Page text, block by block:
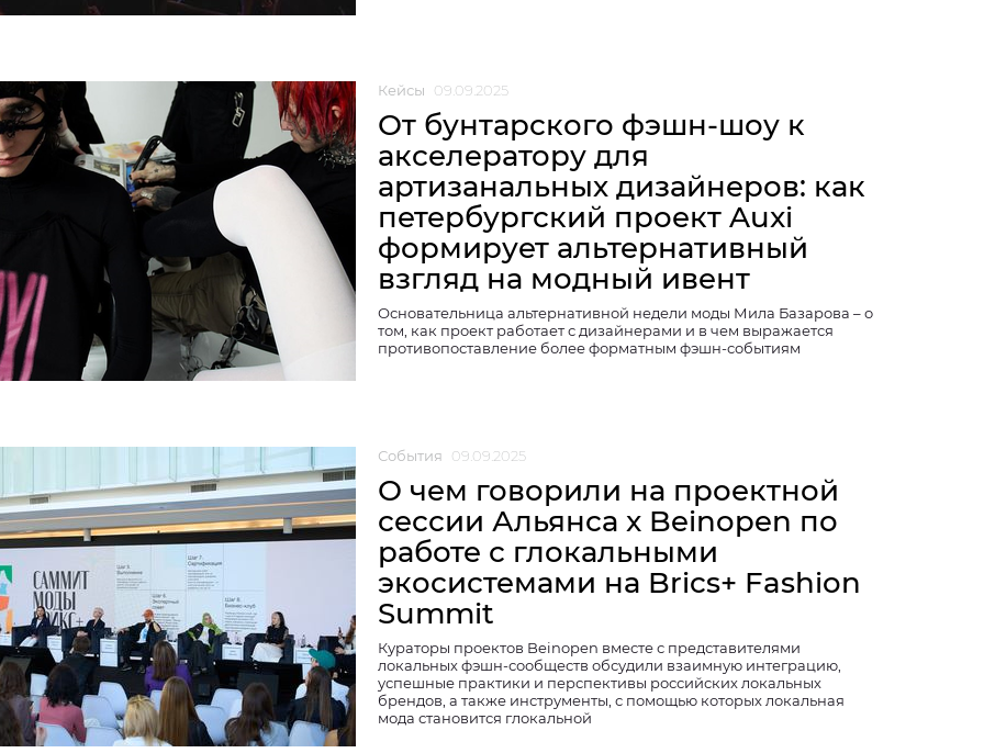
Кейсы 09.09.2025
От бунтарского фэшн-шоу к
акселератору для
артизанальных дизайнеров: как
петербургский проект Auxi
формирует альтернативный
взгляд на модный ивент
Основательница альтернативной недели моды Мила Базарова – о
том, как проект работает с дизайнерами и в чем выражается
противопоставление более форматным фэшн-событиям
События 09.09.2025
О чем говорили на проектной
сессии Альянса x Beinopen по
работе с глокальными
экосистемами на Brics+ Fashion
Summit
Кураторы проектов Beinopen вместе с представителями
локальных фэшн-сообществ обсудили взаимную интеграцию,
успешные практики и перспективы российских локальных
брендов, а также инструменты, с помощью которых локальная
мода становится глокальной